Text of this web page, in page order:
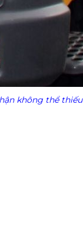
không thể thiếu